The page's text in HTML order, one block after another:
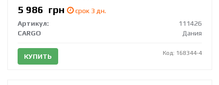
5 986 грн
срок 3 дн.
Артикул:
111426
CARGO
Дания
КУПИТЬ Код: 168344-4